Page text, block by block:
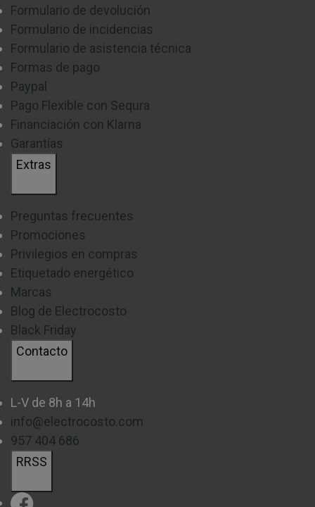
han mejorado su batería consiguiendo una mejor
autonomía y una mayor durabilidad.
¿CÓMO GRABAR CON CÁMARA DEPORTIVA?
pero no sabes cómo grabar tus mejores momentos,
no te preocupes, este tipo de cámara cuentan con
funcionamiento muy intuitivo que te permitirá utilizar
Si quieres saber más, a continuación, te
comentamos algunos aspectos que tienes que tener
en cuenta para sacarle el máximo partido a tus fotos
o videos más alucinantes.
Te recomendamos que tengas en cuenta aspectos
como el fondo, el momento del día y los ángulos a la
para conseguir alejar la cámara y obtener unos
planos más espectaculares.
Otro de los consejos principales es ajustar bien la
Formulario de devolución
Formulario de incidencias
Formulario de asistencia técnica
Formas de pago
Paypal
Pago Flexible con Sequra
Financiación con Klarna
Garantías
Extras
Preguntas frecuentes
Promociones
Privilegios en compras
Etiquetado energético
Marcas
Blog de Electrocosto
Black Friday
Contacto
L-V de 8h a 14h
info@electrocosto.com
957 404 686
RRSS